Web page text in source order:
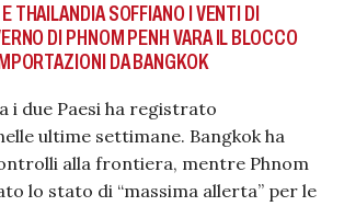
THAILANDIA SOFFIANO I VENTI DI
DI PHNOM PENH VARA IL BLOCCO
DA BANGKOK
i due Paesi ha registrato
ultime settimane. Bangkok ha
alla frontiera, mentre Phnom
lo stato di “massima allerta” per le